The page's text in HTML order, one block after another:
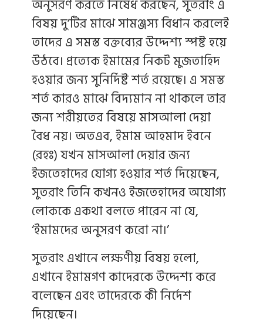
অনুসরণ করতে নিষেধ করছেন, সুতরাং এ
বিষয় দু’টির মাঝে সামঞ্জস্য বিধান করলেই
তাদের এ সমস্ত বক্তব্যের উদ্দেশ্য স্পষ্ট হয়ে
উঠবে। প্রত্যেক ইমামের নিকট মুজতাহিদ
হওয়ার জন্য সুনির্দিষ্ট শর্ত রয়েছে। এ সমস্ত
শর্ত কারও মাঝে বিদ্যমান না থাকলে তার
জন্য শরীয়তের বিষয়ে মাসআলা দেয়া
বৈধ নয়। অতএব, ইমাম আহমাদ ইবনে
(রহঃ) যখন মাসআলা দেয়ার জন্য
ইজতেহাদের যোগ্য হওয়ার শর্ত দিয়েছেন,
সুতরাং তিনি কখনও ইজতেহাদের অযোগ্য
লোককে একথা বলতে পারেন না যে,
‘ইমামদের অনুসরণ করো না।’
সুতরাং এখানে লক্ষণীয় বিষয় হলো,
এখানে ইমামগণ কাদেরকে উদ্দেশ্য করে
বলেছেন এবং তাদেরকে কী নির্দেশ
দিয়েছেন।